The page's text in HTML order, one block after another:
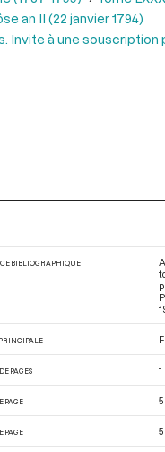
an II (22 janvier 1794)
Invite à une
BIBLIOGRAPHIQUE
PAGES 1
PAGE
PAGE